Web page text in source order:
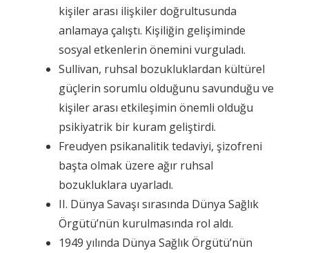
kişiler arası ilişkiler doğrultusunda
anlamaya çalıştı. Kişiliğin gelişiminde
sosyal etkenlerin önemini vurguladı.
Sullivan, ruhsal bozukluklardan kültürel
güçlerin sorumlu olduğunu savunduğu ve
kişiler arası etkileşimin önemli olduğu
psikiyatrik bir kuram geliştirdi.
Freudyen psikanalitik tedaviyi, şizofreni
başta olmak üzere ağır ruhsal
bozukluklara uyarladı.
II. Dünya Savaşı sırasında Dünya Sağlık
Örgütü’nün kurulmasında rol aldı.
1949 yılında Dünya Sağlık Örgütü’nün